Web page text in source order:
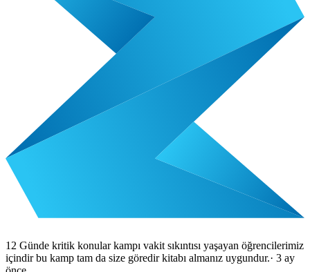
12 Günde kritik konular kampı vakit sıkıntısı yaşayan öğrencilerimiz
içindir bu kamp tam da size göredir kitabı almanız uygundur.· 3 ay